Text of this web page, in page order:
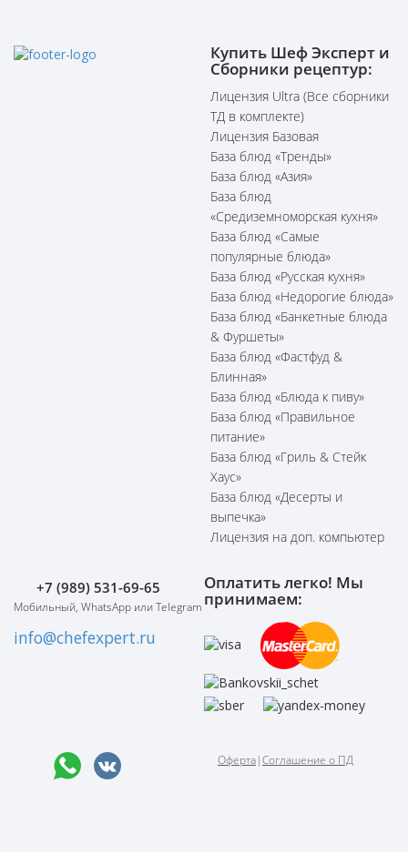
Купить Шеф Эксперт и
Сборники рецептур:
Лицензия Ultra (Все сборники
ТД в комплекте)
Лицензия Базовая
База блюд «Тренды»
База блюд «Азия»
База блюд
«Средиземноморская кухня»
База блюд «Самые
популярные блюда»
База блюд «Русская кухня»
База блюд «Недорогие блюда»
База блюд «Банкетные блюда
& Фуршеты»
База блюд «Фастфуд &
Блинная»
База блюд «Блюда к пиву»
База блюд «Правильное
питание»
База блюд «Гриль & Стейк
Хаус»
База блюд «Десерты и
выпечка»
Лицензия на доп. компьютер
+7 (989) 531-69-65
Мобильный, WhatsApp или Telegram
info@chefexpert.ru
Оплатить легко! Мы
принимаем:
Оферта|Соглашение о ПД